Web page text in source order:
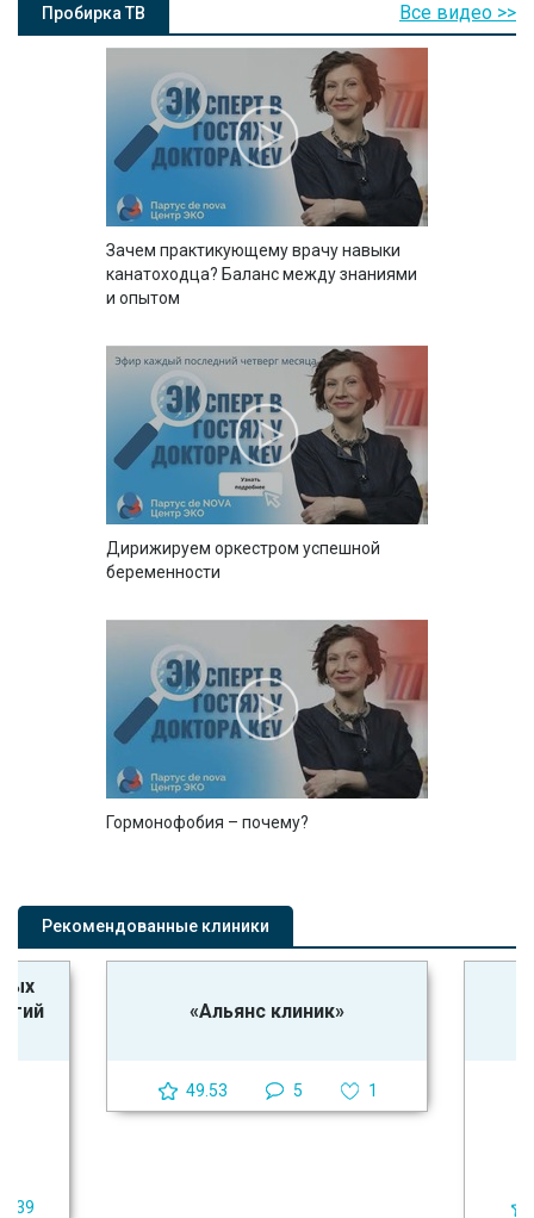
Пробирка ТВ
Зачем практикующему врачу навыки
канатоходца? Баланс между знаниями
и опытом
Дирижируем оркестром успешной
беременности
Гормонофобия – почему?
Все видео >>
Рекомендованные клиники
39
«Альянс клиник»
49.53 5 1